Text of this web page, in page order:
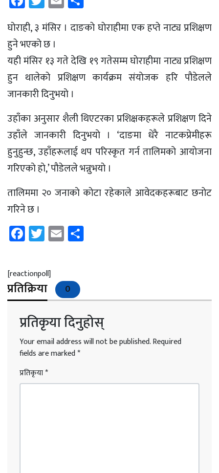
घाेराही, ३ मंसिर । दाङकाे घाेराहीमा एक हप्ते नाट्य प्रशिक्षण
हुने भएकाे छ ।
यही मंसिर १३ गते देखि १९ गतेसम्म घाेराहीमा नाट्य प्रशिक्षण
हुन थालेकाे प्रशिक्षण कार्यक्रम संयाेजक हरि पाैडेलले
जानकारी दिनुभयाे ।
उहाँका अनुसार शैली थिएटरका प्रशिक्षकहरूले प्रशिक्षण दिने
उहाँले जानकारी दिनुभयाे । ‘दाङमा धेरै नाटकप्रेमीहरू
हुनुहुन्छ, उहाँहरूलाई थप परिस्कृत गर्न तालिमको आयाेजना
गरिएकाे हाे,’ पाैडेलले भन्नुभयाे ।
तालिममा २० जनाकाे काेटा रहेकाले आवेदकहरूबाट छनाेट
गरिने छ ।
Facebook
Twitter
Email
[reactionpoll]
प्रतिक्रिया 0
प्रतिकृया दिनुहोस्
Your email address will not be published.Required
fields are marked*
प्रतिकृया*